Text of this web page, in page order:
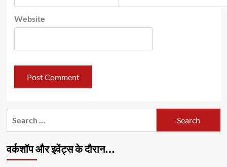
Website
वर्कशॉप और इवेंट्स के दौरान…